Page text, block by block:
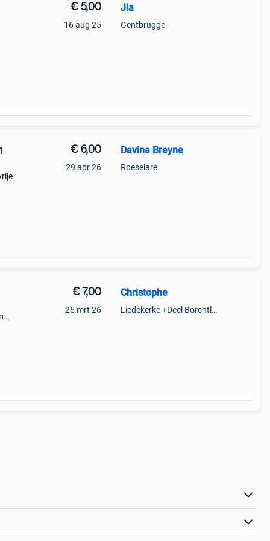
€ 5,00
16 aug 25
Jia
Gentbrugge
€ 6,00
29 apr 26
Davina Breyne
Roeselare
€ 7,00
25 mrt 26
Christophe
Liedekerke +Deel Borchtlombeek